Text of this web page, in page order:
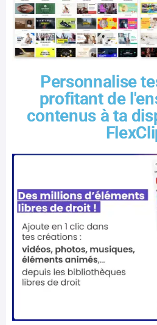
Personnalise
profitant de
contenus à ta